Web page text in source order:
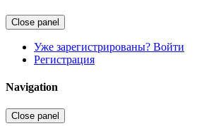
Close panel
Уже зарегистрированы? Войти
Регистрация
Navigation
Close panel